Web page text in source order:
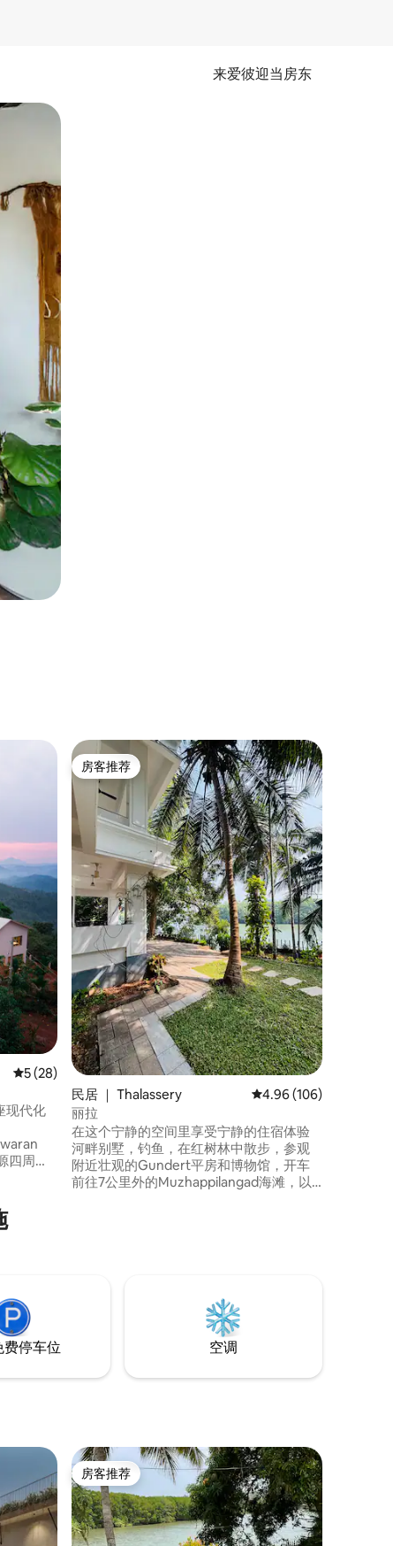
来爱彼迎当房东
平均评分 5 分（满分 5 分），共 28 条评价
5 (28)
现代化
四周环
、花
合那
房客推荐
房客推荐
民居 ｜ Thalassery 平均评分 4.96 分（满
4.96 (106)
丽拉
在这个宁静的空间里享受宁静的住宿体验
河畔别墅，钓鱼，在红树林中散步，参观
附近壮观的Gundert平房和博物馆，开车
前往7公里外的Muzhappilangad海滩，以
费停车位 空调
房客推荐
房客推荐